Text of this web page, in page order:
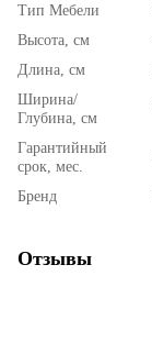
Тип Мебели
Высота, см
Длина, см
Ширина/
Глубина, см
Гарантийный
срок, мес.
Бренд
Отзывы